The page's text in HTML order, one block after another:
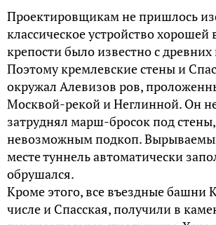
Проектировщикам не пришлось
классическое устройство хорошей
крепости было известно с
Поэтому кремлевские стены и
окружал Алевизов ров,
Москвой-рекой и Неглинной. Он
затруднял марш-бросок под
невозможным подкоп.
месте туннель автоматически
обрушался.
Кроме этого, все въездные башни
числе и Спасская, получили в